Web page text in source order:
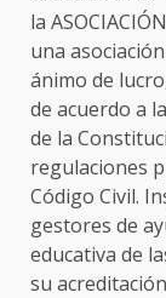
la
una
ánimo de
de acuerdo a
de la
regulaciones
Código Civil.
gestores de
educativa de
su